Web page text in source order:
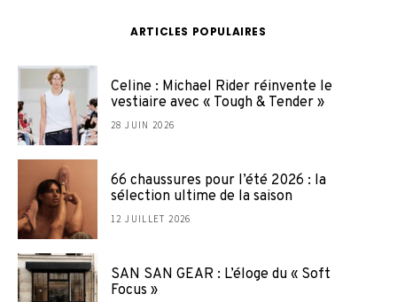
ARTICLES POPULAIRES
Celine : Michael Rider réinvente le
vestiaire avec « Tough & Tender »
28 JUIN 2026
66 chaussures pour l’été 2026 : la
sélection ultime de la saison
12 JUILLET 2026
SAN SAN GEAR : L’éloge du « Soft
Focus »